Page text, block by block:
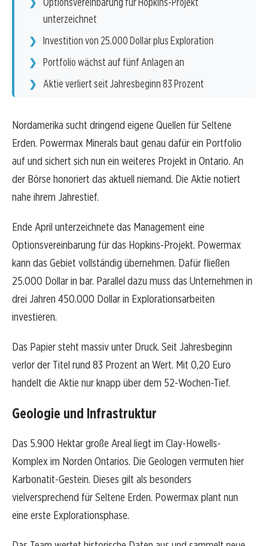
unterzeichnet
Investition von 25.000 Dollar plus Exploration
Portfolio wächst auf fünf Anlagen an
Aktie verliert seit Jahresbeginn 83 Prozent
Nordamerika sucht dringend eigene Quellen für Seltene
Erden. Powermax Minerals baut genau dafür ein Portfolio
auf und sichert sich nun ein weiteres Projekt in Ontario. An
der Börse honoriert das aktuell niemand. Die Aktie notiert
nahe ihrem Jahrestief.
Ende April unterzeichnete das Management eine
Optionsvereinbarung für das Hopkins-Projekt. Powermax
kann das Gebiet vollständig übernehmen. Dafür fließen
25.000 Dollar in bar. Parallel dazu muss das Unternehmen in
drei Jahren 450.000 Dollar in Explorationsarbeiten
investieren.
Das Papier steht massiv unter Druck. Seit Jahresbeginn
verlor der Titel rund 83 Prozent an Wert. Mit 0,20 Euro
handelt die Aktie nur knapp über dem 52-Wochen-Tief.
Geologie und Infrastruktur
Das 5.900 Hektar große Areal liegt im Clay-Howells-
Komplex im Norden Ontarios. Die Geologen vermuten hier
Karbonatit-Gestein. Dieses gilt als besonders
vielversprechend für Seltene Erden. Powermax plant nun
eine erste Explorationsphase.